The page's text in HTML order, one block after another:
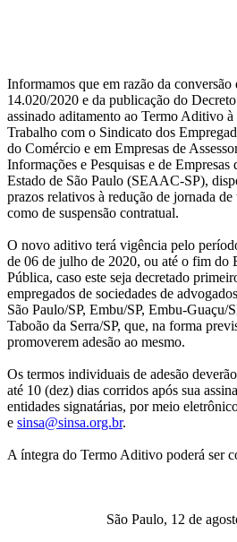
Informamos que em razão da
14.020/2020 e da publicação do
assinado aditamento ao Termo Aditivo
Trabalho com o Sindicato dos
do Comércio e em Empresas de
Informações e Pesquisas e de
Estado de São Paulo (SEAAC-SP),
prazos relativos à redução de jornada
como de suspensão contratual.
O novo aditivo terá vigência pelo
de 06 de julho de 2020, ou até o fim do
Pública, caso este seja decretado
empregados de sociedades de
São Paulo/SP, Embu/SP, Embu-Guaçu/
Taboão da Serra/SP, que, na forma
promoverem adesão ao mesmo.
Os termos individuais de adesão
até 10 (dez) dias corridos após sua
entidades signatárias, por meio
e sinsa@sinsa.org.br.
A íntegra do Termo Aditivo poderá ser
São Paulo, 12 de